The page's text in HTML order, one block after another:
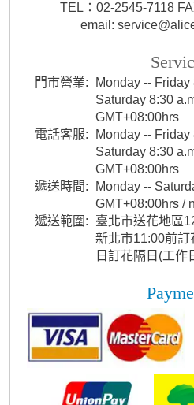
TEL：02-2545-7118
email:
門市營業:
Monday -- Friday
Saturday 8:30
GMT+08:00hrs
電話客服:
Monday -- Friday
Saturday 8:30
GMT+08:00hrs
遞送時間:
Monday --
GMT+08:00hrs /
遞送範圍:
臺北市送花地區
新北市11:00前訂
日訂花隔日(工作